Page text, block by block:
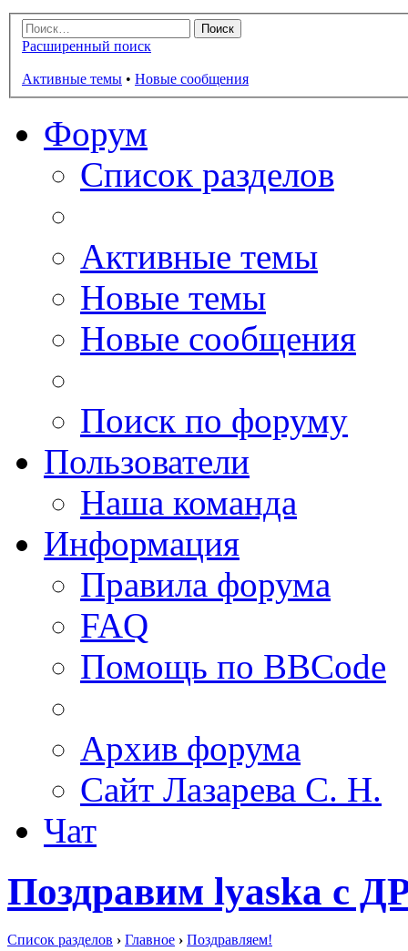
Расширенный поиск
Активные темы • Новые сообщения
Форум
Список разделов
Активные темы
Новые темы
Новые сообщения
Поиск по форуму
Пользователи
Наша команда
Информация
Правила форума
FAQ
Помощь по BBCode
Архив форума
Сайт Лазарева С. Н.
Чат
Поздравим lyaska с
Список разделов › Главное › Поздравляем!